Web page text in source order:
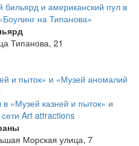
бильярд и американский пул в
на Типанова»
Типанова, 21
в «Музей казней и пыток» и
Art attractions
Морская улица, 7